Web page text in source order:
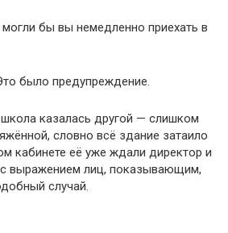
бы вы немедленно приехать в
было предупреждение.
казалась другой — слишком
словно всё здание затаило
кабинете её уже ждали директор и
выражением лиц, показывающим,
случай.